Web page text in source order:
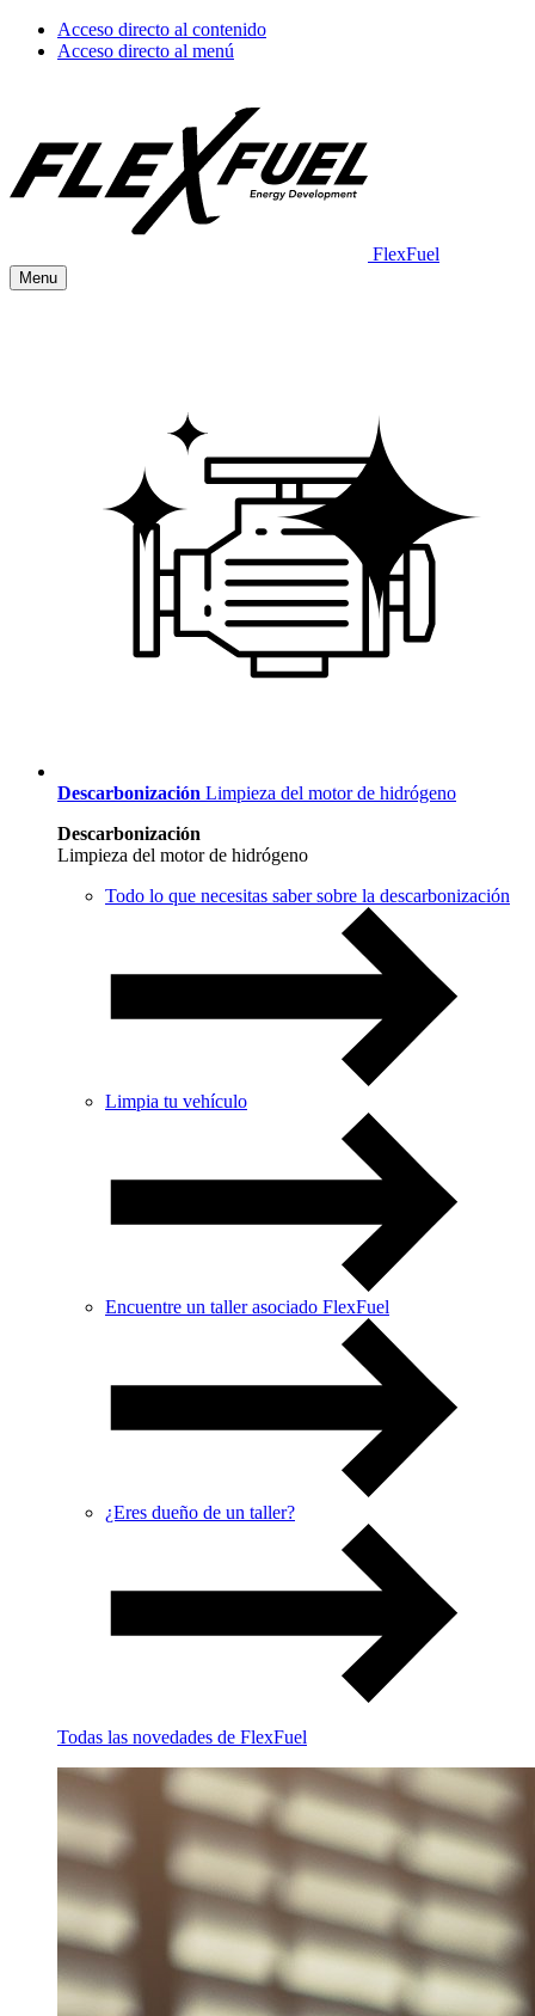
Acceso directo al contenido
Acceso directo al menú
FlexFuel
Menu
Descarbonización Limpieza del motor de hidrógeno
Descarbonización
Limpieza del motor de hidrógeno
Todo lo que necesitas saber sobre la descarbonización
Limpia tu vehículo
Encuentre un taller asociado FlexFuel
¿Eres dueño de un taller?
Todas las novedades de FlexFuel